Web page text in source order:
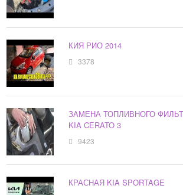
КИЯ РИО 2014
3378
ЗАМЕНА ТОПЛИВНОГО
KIA CERATO 3
9423
КРАСНАЯ KIA SPORTAGE